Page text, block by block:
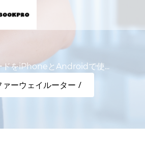
ドをiPhoneとAndroidで使...
ァーウェイルーター